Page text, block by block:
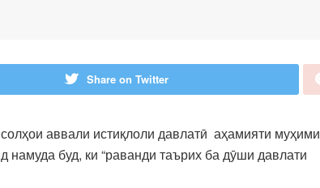
Share on Twitter
аввали истиқлоли давлатӣ аҳамияти муҳими
намуда буд, ки “раванди таърих ба дӯши давлати